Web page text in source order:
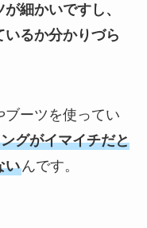
細かいですし、
るか分かりづら
ブーツを使ってい
グがイマイチだと
いんです。